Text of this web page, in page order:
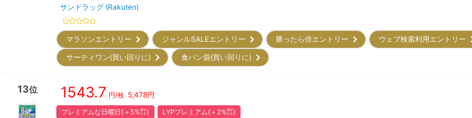
サンドラッグ (Rakuten)
マラソンエントリー ジャンルSALEエントリー 勝ったら倍エントリー ウェブ検索利用エントリー
サーティワン(買い回りに)
食パン袋(買い回りに)
13位 1543.7 円/枚 5,478円
プレミアムな日曜日(＋5%㌽) LYPプレミアム(＋2%㌽)